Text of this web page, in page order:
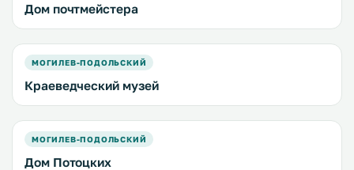
Дом почтмейстера
МОГИЛЕВ-ПОДОЛЬСКИЙ
Краеведческий музей
МОГИЛЕВ-ПОДОЛЬСКИЙ
Дом Потоцких